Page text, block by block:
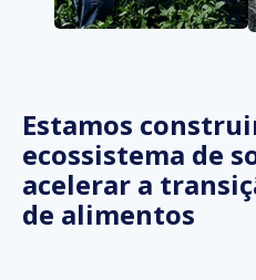
Estamos
ecossistema de
acelerar a
de alimentos